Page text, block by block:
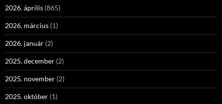
2026. április (865)
2026. március (1)
2026. január (2)
2025. december (2)
2025. november (2)
2025. október (1)